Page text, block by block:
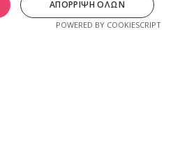
τεχνική & εμπορική διαχείριση
Κυριάκος Παπαδόπουλος.
ΑΠΟΡΡΙΨΗ ΟΛΩΝ
POWERED BY COOKIESCRIPT